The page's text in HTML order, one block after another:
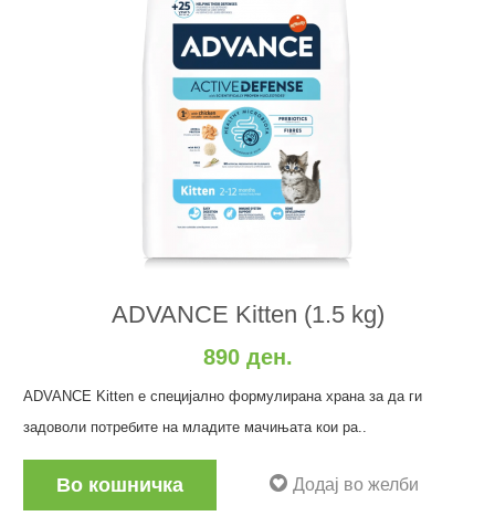
ADVANCE Kitten (1.5 kg)
890 ден.
ADVANCE Kitten е специјално формулирана храна за да ги
задоволи потребите на младите мачињата кои ра..
Во кошничка Додај во желби